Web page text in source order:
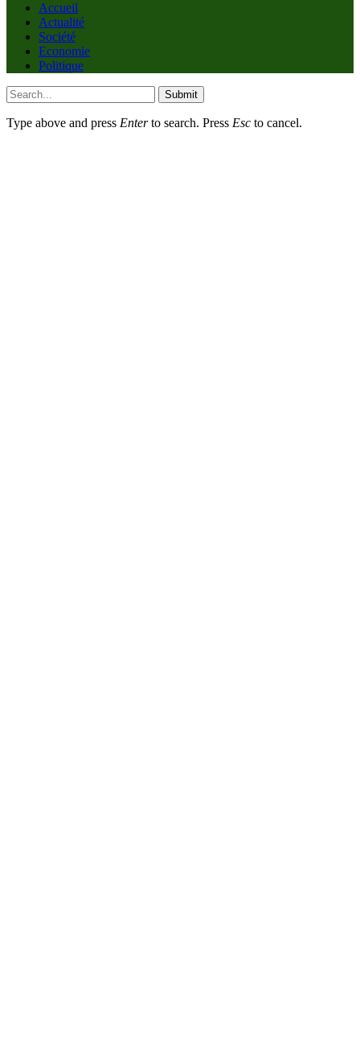
Accueil
Actualité
Société
Economie
Politique
Submit
Type above and press Enterto search. Press Esc to cancel.